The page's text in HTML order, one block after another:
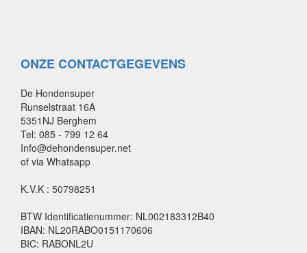
ONZE CONTACTGEGEVENS
De Hondensuper
Runselstraat 16A
5351NJ Berghem
Tel: 085 - 799 12 64
Info@dehondensuper.net
of via Whatsapp
K.V.K : 50798251
BTW Identificatienummer: NL002183312B40
IBAN: NL20RABO0151170606
BIC: RABONL2U